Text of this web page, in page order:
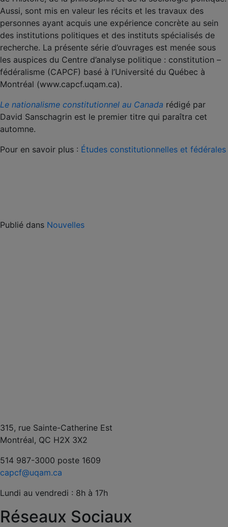
Aussi, sont mis en valeur les récits et les travaux des
personnes ayant acquis une expérience concrète au sein
des institutions politiques et des instituts spécialisés de
recherche. La présente série d’ouvrages est menée sous
les auspices du Centre d’analyse politique : constitution –
fédéralisme (CAPCF) basé à l’Université du Québec à
Montréal (www.capcf.uqam.ca).
Le nationalisme constitutionnel au Canada rédigé par
David Sanschagrin est le premier titre qui paraîtra cet
automne.
Pour en savoir plus : Études constitutionnelles et fédérales
Publié dans Nouvelles
315, rue Sainte-Catherine Est
Montréal, QC H2X 3X2
514 987-3000 poste 1609
capcf@uqam.ca
Lundi au vendredi : 8h à 17h
Réseaux Sociaux